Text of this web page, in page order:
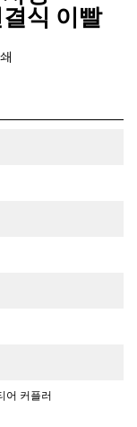
결식 이빨
어 커플러